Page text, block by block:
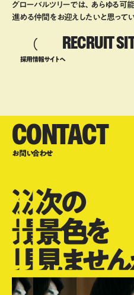
グローバルツリーでは、あらゆる可
進める仲間をお迎えしたいと思ってい
RECRUIT
採用情報サイトへ
CONTACT
お問い合わせ
次の
景色を
見ませんか
次の
景色を
見ません
次の
景色を
見ません
次の景色を見ませんか。